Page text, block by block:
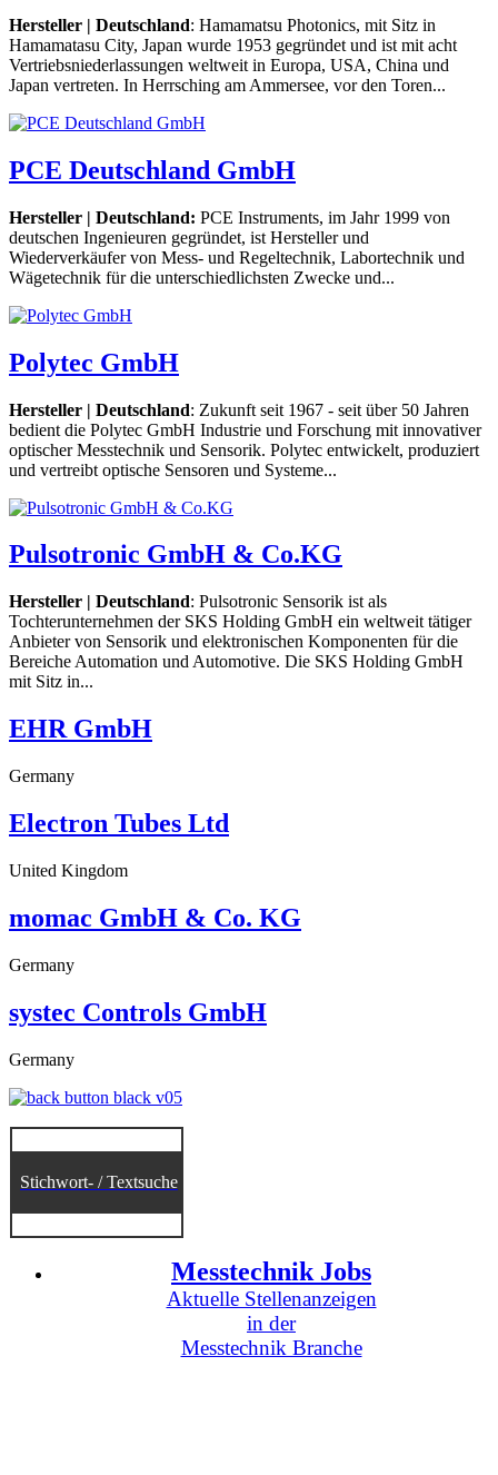
Hersteller | Deutschland: Hamamatsu Photonics, mit Sitz in
Hamamatasu City, Japan wurde 1953 gegründet und ist mit acht
Vertriebsniederlassungen weltweit in Europa, USA, China und
Japan vertreten. In Herrsching am Ammersee, vor den Toren...
PCE Deutschland GmbH
Hersteller | Deutschland: PCE Instruments, im Jahr 1999 von
deutschen Ingenieuren gegründet, ist Hersteller und
Wiederverkäufer von Mess- und Regeltechnik, Labortechnik und
Wägetechnik für die unterschiedlichsten Zwecke und...
Polytec GmbH
Hersteller | Deutschland: Zukunft seit 1967 - seit über 50 Jahren
bedient die Polytec GmbH Industrie und Forschung mit innovativer
optischer Messtechnik und Sensorik. Polytec entwickelt, produziert
und vertreibt optische Sensoren und Systeme...
Pulsotronic GmbH & Co.KG
Hersteller | Deutschland: Pulsotronic Sensorik ist als
Tochterunternehmen der SKS Holding GmbH ein weltweit tätiger
Anbieter von Sensorik und elektronischen Komponenten für die
Bereiche Automation und Automotive. Die SKS Holding GmbH
mit Sitz in...
EHR GmbH
Germany
Electron Tubes Ltd
United Kingdom
momac GmbH & Co. KG
Germany
systec Controls GmbH
Germany
Stichwort- / Textsuche
Messtechnik Jobs
Aktuelle Stellenanzeigen
in der
Messtechnik Branche